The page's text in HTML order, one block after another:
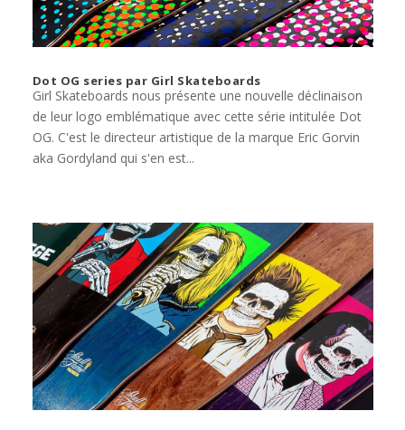
Dot OG series par Girl Skateboards
Girl Skateboards nous présente une nouvelle déclinaison
de leur logo emblématique avec cette série intitulée Dot
OG. C'est le directeur artistique de la marque Eric Gorvin
aka Gordyland qui s'en est...